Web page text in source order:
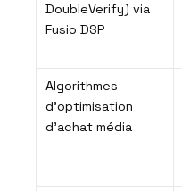
DoubleVerify) via
Fusio DSP
Algorithmes
d’optimisation
d’achat média